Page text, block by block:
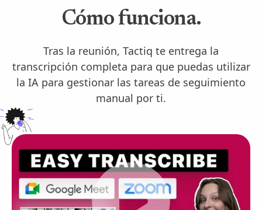
Cómo funciona.
Tras la reunión, Tactiq te entrega la
transcripción completa para que puedas utilizar
la IA para gestionar las tareas de seguimiento
manual por ti.